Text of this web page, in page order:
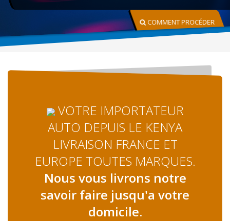
COMMENT PROCÉDER
VOTRE IMPORTATEUR
AUTO DEPUIS LE KENYA
LIVRAISON FRANCE ET
EUROPE TOUTES MARQUES.
Nous vous livrons notre
savoir faire jusqu'a votre
domicile.